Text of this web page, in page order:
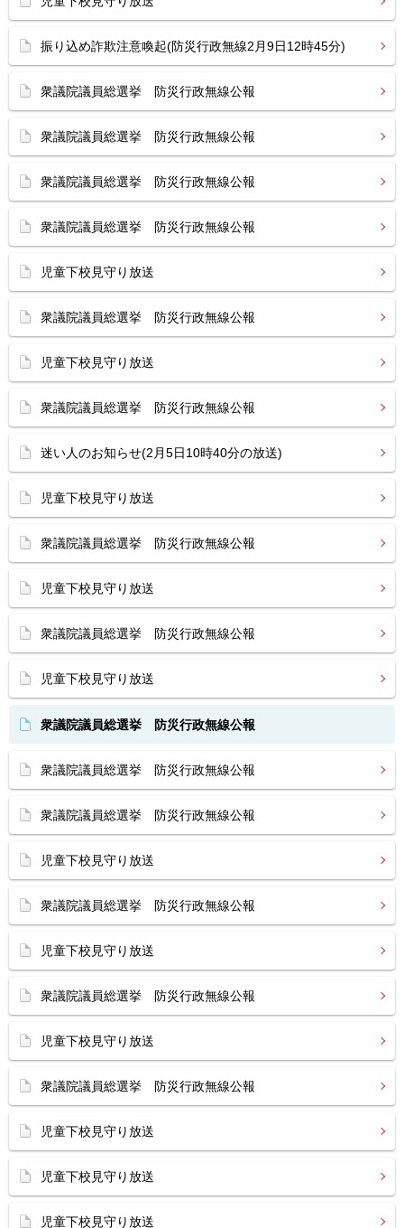
振り込め詐欺注意喚起(防災行政無線2月9日12時45分)
衆議院議員総選挙 防災行政無線公報
衆議院議員総選挙 防災行政無線公報
衆議院議員総選挙 防災行政無線公報
衆議院議員総選挙 防災行政無線公報
児童下校見守り放送
衆議院議員総選挙 防災行政無線公報
児童下校見守り放送
衆議院議員総選挙 防災行政無線公報
迷い人のお知らせ(2月5日10時40分の放送)
児童下校見守り放送
衆議院議員総選挙 防災行政無線公報
児童下校見守り放送
衆議院議員総選挙 防災行政無線公報
児童下校見守り放送
衆議院議員総選挙 防災行政無線公報
衆議院議員総選挙 防災行政無線公報
衆議院議員総選挙 防災行政無線公報
児童下校見守り放送
衆議院議員総選挙 防災行政無線公報
児童下校見守り放送
衆議院議員総選挙 防災行政無線公報
児童下校見守り放送
衆議院議員総選挙 防災行政無線公報
児童下校見守り放送
児童下校見守り放送
児童下校見守り放送